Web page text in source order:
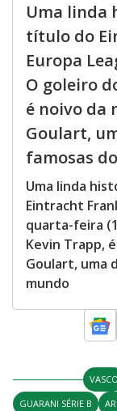
Uma linda
título do
Europa
O goleiro
é noivo da
Goulart,
famosas
Uma linda
Eintracht
quarta-feira
Kevin Trapp,
Goulart, uma
mundo
VASCO
GUARANI SÉRIE B